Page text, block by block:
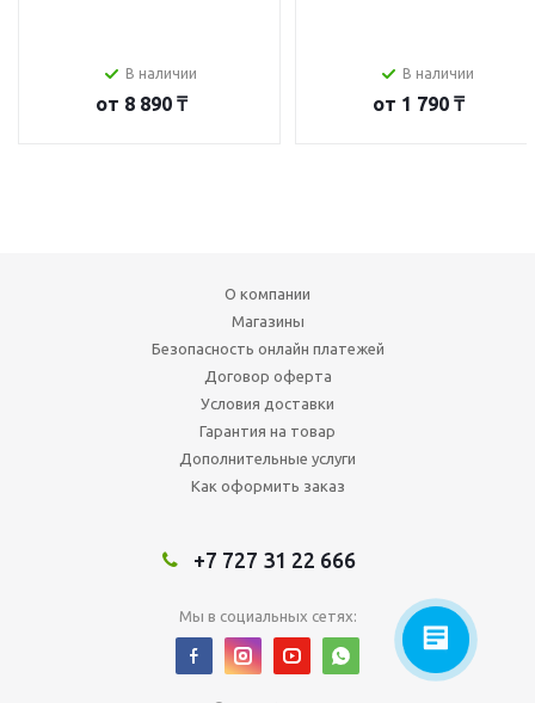
В наличии
от 8 890 ₸
В наличии
от 1 790 ₸
О компании
Магазины
Безопасность онлайн платежей
Договор оферта
Условия доставки
Гарантия на товар
Дополнительные услуги
Как оформить заказ
+7 727 31 22 666
Мы в социальных сетях: